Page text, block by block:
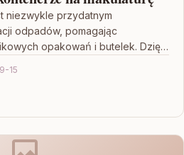
niezwykle przydatnym
odpadów, pomagając
opakowań i butelek. Dzięki
15